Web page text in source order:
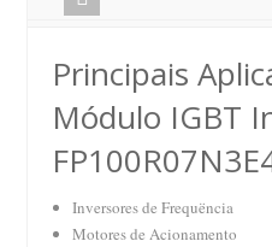
Principais
Módulo IGBT
Inversores de Frequëncia
Motores de Acionamento